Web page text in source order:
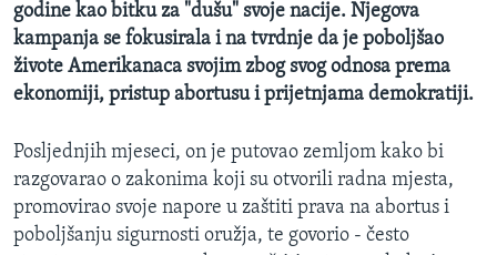
godine kao bitku za "dušu" svoje nacije. Njegova
kampanja se fokusirala i na tvrdnje da je poboljšao
živote Amerikanaca svojim zbog svog odnosa prema
ekonomiji, pristup abortusu i prijetnjama demokratiji.
Posljednjih mjeseci, on je putovao zemljom kako bi
razgovarao o zakonima koji su otvorili radna mjesta,
promovirao svoje napore u zaštiti prava na abortus i
poboljšanju sigurnosti oružja, te govorio - često